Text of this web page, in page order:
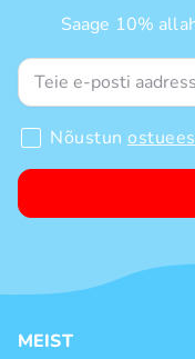
Saage 10%
Nõustun
MEIST